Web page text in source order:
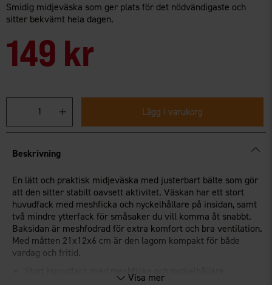
Smidig midjeväska som ger plats för det nödvändigaste och
sitter bekvämt hela dagen.
149 kr
Lägg i varukorg
Beskrivning
En lätt och praktisk midjeväska med justerbart bälte som gör
att den sitter stabilt oavsett aktivitet. Väskan har ett stort
huvudfack med meshficka och nyckelhållare på insidan, samt
två mindre ytterfack för småsaker du vill komma åt snabbt.
Baksidan är meshfodrad för extra komfort och bra ventilation.
Med måtten 21x12x6 cm är den lagom kompakt för både
vardag och fritid.
Stort huvudfack med meshficka och nyckelhållare
Visa mer